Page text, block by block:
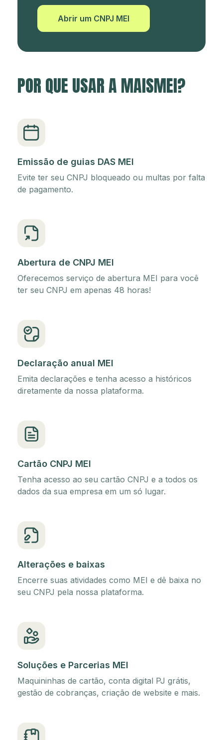
Abrir um CNPJ MEI
POR QUE USAR A MAISMEI?
Emissão de guias DAS MEI
Evite ter seu CNPJ bloqueado ou multas por falta
de pagamento.
Abertura de CNPJ MEI
Oferecemos serviço de abertura MEI para você
ter seu CNPJ em apenas 48 horas!
Declaração anual MEI
Emita declarações e tenha acesso a históricos
diretamente da nossa plataforma.
Cartão CNPJ MEI
Tenha acesso ao seu cartão CNPJ e a todos os
dados da sua empresa em um só lugar.
Alterações e baixas
Encerre suas atividades como MEI e dê baixa no
seu CNPJ pela nossa plataforma.
Soluções e Parcerias MEI
Maquininhas de cartão, conta digital PJ grátis,
gestão de cobranças, criação de website e mais.